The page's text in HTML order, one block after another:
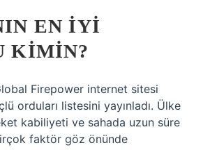
EN IYI
KIMIN?
Firepower internet sitesi
orduları listesini yayınladı. Ülke
kabiliyeti ve sahada uzun süre
faktör göz önünde